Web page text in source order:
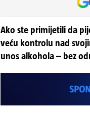
Ako ste primijetili da
veću kontrolu nad
unos alkohola – bez